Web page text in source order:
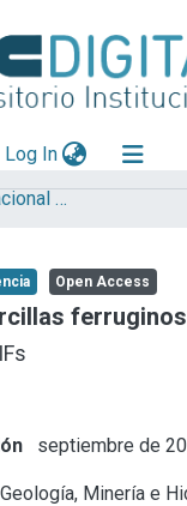
Log In(current)
III Congreso Internacional de Ciencia y Tecnología
Open Access
septiembre de
Minería e